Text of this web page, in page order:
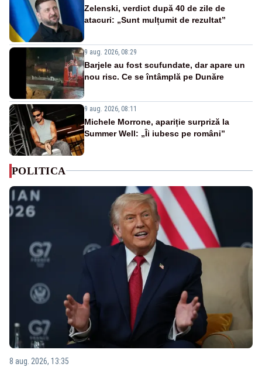
Zelenski, verdict după 40 de zile de
atacuri: „Sunt mulțumit de rezultat”
9 aug. 2026, 08:29
Barjele au fost scufundate, dar apare un
nou risc. Ce se întâmplă pe Dunăre
9 aug. 2026, 08:11
Michele Morrone, apariție surpriză la
Summer Well: „Îi iubesc pe români”
POLITICA
8 aug. 2026, 13:35